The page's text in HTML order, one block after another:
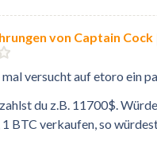
von Captain Cock
versucht auf etoro ein
du z.B. 11700$.
BTC verkaufen, so